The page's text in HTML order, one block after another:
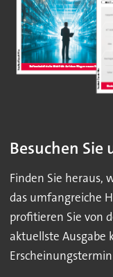
Besuchen Sie
Finden Sie heraus,
das umfangreiche
profitieren Sie von
aktuellste Ausgabe